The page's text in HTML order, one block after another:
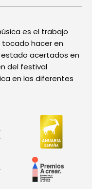
es el trabajo
tocado hacer en
acertados en
del festival
en las diferentes